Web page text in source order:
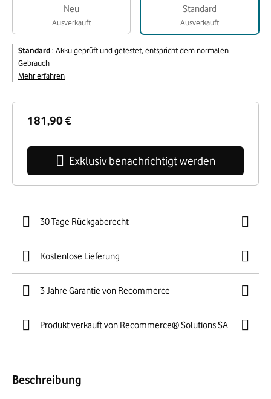
181,90 €
Exklusiv benachrichtigt werden
Neu
Ausverkauft
Standard
Ausverkauft
Standard: Akku geprüft und getestet, entspricht dem normalen
Gebrauch
Mehr erfahren
30 Tage Rückgaberecht
Kostenlose Lieferung
3 Jahre Garantie von Recommerce
Produkt verkauft von Recommerce® Solutions SA
Beschreibung